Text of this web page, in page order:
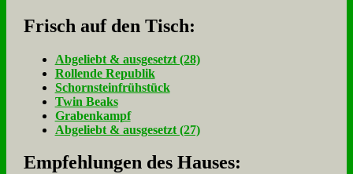
Frisch auf den Tisch:
Ab­ge­liebt & aus­ge­setzt (28)
Rol­len­de Re­pu­blik
Schorn­stein­früh­stück
Twin Beaks
Gra­ben­kampf
Ab­ge­liebt & aus­ge­setzt (27)
Empfehlungen des Hauses: